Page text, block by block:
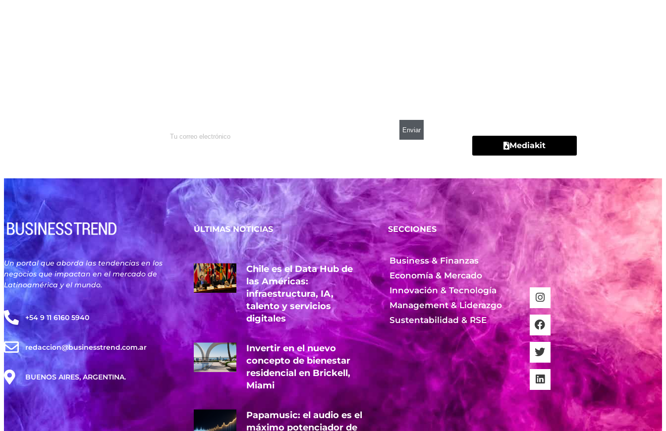
Mediakit
Un portal que aborda las tendencias en los
negocios que impactan en el mercado de
Latinoamérica y el mundo.
+54 9 11 6160 5940
redaccion@businesstrend.com.ar
BUENOS AIRES, ARGENTINA.
ÚLTIMAS NOTICIAS
Chile es el Data Hub de
las Américas:
infraestructura, IA,
talento y servicios
digitales
Invertir en el nuevo
concepto de bienestar
residencial en Brickell,
Miami
Papamusic: el audio es el
máximo potenciador de
SECCIONES
Business & Finanzas
Economía & Mercado
Innovación & Tecnología
Management & Liderazgo
Sustentabilidad & RSE